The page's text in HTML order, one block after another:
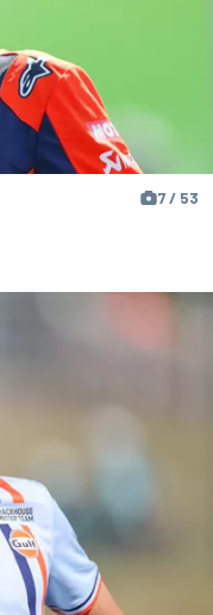
7 / 53